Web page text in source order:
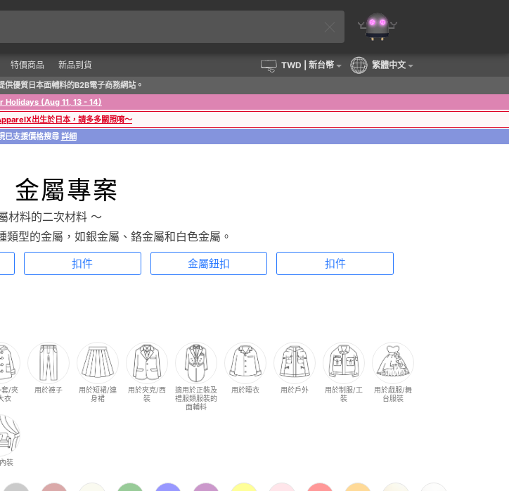
特價商品 新品到貨 TWD | 新台幣 繁體中文
優質日本面輔料的B2B電子商務網站。
Holidays (Aug 11, 13 - 14)
出生於日本，請多多關照唷～
已支援價格搜尋 詳細
金屬專案
材料的二次材料 〜
類型的金屬，如銀金屬、鉻金屬和白色金屬。
扣件 金屬鈕扣 扣件
套/夾
衣
用於褲子
用於短裙/連
身裙
用於夾克/西
裝
適用於正裝及
禮服類服裝的
面輔料
用於睡衣 用於戶外
用於制服/工
裝
用於戲服/舞
台服裝
裝